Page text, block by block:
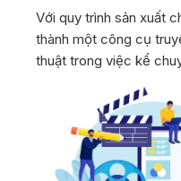
Với quy trình sản xuất
thành một công cụ
thuật trong việc kể